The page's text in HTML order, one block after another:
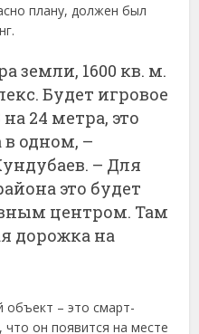
плану, должен был
земли, 1600 кв. м.
Будет игровое
24 метра, это
в одном, –
– Для
это будет
центром. Там
дорожка на
– это смарт-
он появится на месте